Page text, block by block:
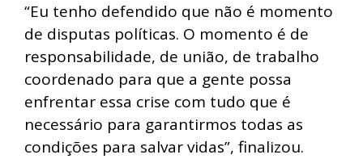
“Eu tenho defendido que não é momento
de disputas políticas. O momento é de
responsabilidade, de união, de trabalho
coordenado para que a gente possa
enfrentar essa crise com tudo que é
necessário para garantirmos todas as
condições para salvar vidas”, finalizou.